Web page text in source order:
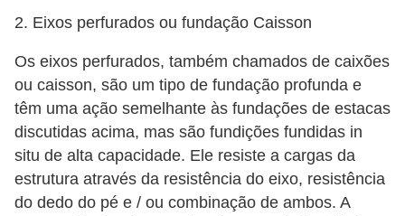
2. Eixos perfurados ou fundação Caisson
Os eixos perfurados, também chamados de caixões
ou caisson, são um tipo de fundação profunda e
têm uma ação semelhante às fundações de estacas
discutidas acima, mas são fundições fundidas in
situ de alta capacidade. Ele resiste a cargas da
estrutura através da resistência do eixo, resistência
do dedo do pé e / ou combinação de ambos. A